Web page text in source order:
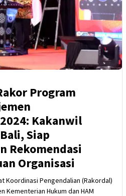
Program
Kakanwil
Siap
Rekomendasi
Organisasi
Koordinasi Pengendalian (Rakordal)
Kementerian Hukum dan HAM